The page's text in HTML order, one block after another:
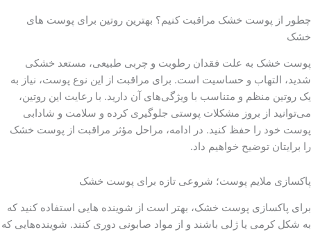
چطور از پوست خشک مراقبت کنیم؟ بهترین روتین برای پوست های
خشک
پوست خشک به علت فقدان رطوبت و چربی طبیعی، مستعد خشکی
شدید، التهاب و حساسیت است. برای مراقبت از این نوع پوست، نیاز به
یک روتین منظم و متناسب با ویژگی‌های آن دارید. با رعایت این روتین،
می‌توانید از بروز مشکلات پوستی جلوگیری کرده و سلامت و شادابی
پوست خود را حفظ کنید. در ادامه، مراحل مؤثر مراقبت از پوست خشک
را برایتان توضیح خواهیم داد.
پاکسازی ملایم پوست؛ شروعی تازه برای پوست خشک
برای پاکسازی پوست خشک، بهتر است از شوینده هایی استفاده کنید که
به شکل کرمی یا ژلی باشند و از مواد صابونی دوری کنند. شوینده‌هایی که